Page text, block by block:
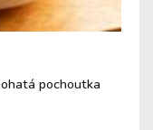
pochoutka